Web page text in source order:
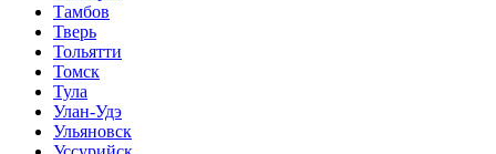
Тамбов
Тверь
Тольятти
Томск
Тула
Улан-Удэ
Ульяновск